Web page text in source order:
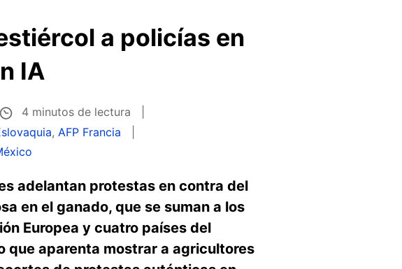
a policías en
IA
4 minutos de lectura
, AFP Francia
adelantan protestas en contra del
en el ganado, que se suman a los
Europea y cuatro países del
que aparenta mostrar a agricultores